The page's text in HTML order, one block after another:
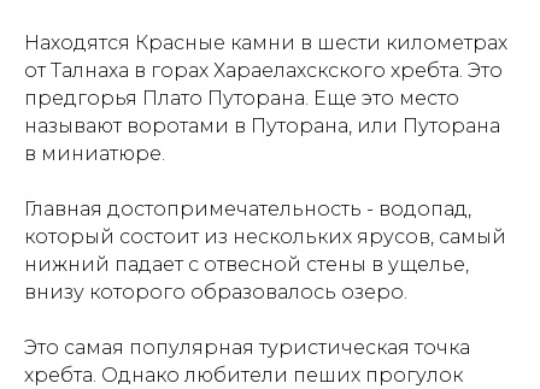
Находятся Красные камни в шести километрах
от Талнаха в горах Хараелахскского хребта. Это
предгорья Плато Путорана. Еще это место
называют воротами в Путорана, или Путорана
в миниатюре.
Главная достопримечательность - водопад,
который состоит из нескольких ярусов, самый
нижний падает с отвесной стены в ущелье,
внизу которого образовалось озеро.
Это самая популярная туристическая точка
хребта. Однако любители пеших прогулок